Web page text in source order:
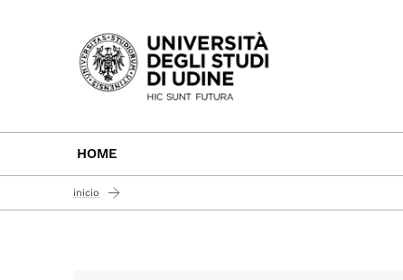
Passa al contenuto principale
HOME
inicio